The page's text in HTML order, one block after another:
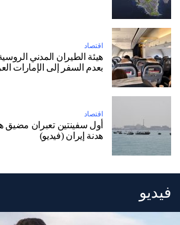
اقتصاد
هيئة الطيران المدني
بعدم السفر إلى الإمارات
اقتصاد
أول سفينتين تعبران مضيق
هدنة إيران (فيديو)
فيديو